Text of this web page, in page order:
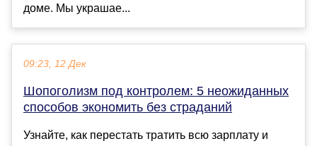
доме. Мы украшае...
09:23, 12 Дек
Шопоголизм под контролем: 5 неожиданных
способов экономить без страданий
Узнайте, как перестать тратить всю зарплату и